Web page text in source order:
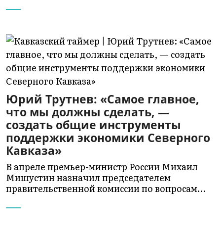
Юрий Трутнев: «Самое главное,
что мы должны сделать, —
создать общие инструменты
поддержки экономики Северного
Кавказа»
В апреле премьер-министр России Михаил
Мишустин назначил председателем
правительственной комиссии по вопросам…